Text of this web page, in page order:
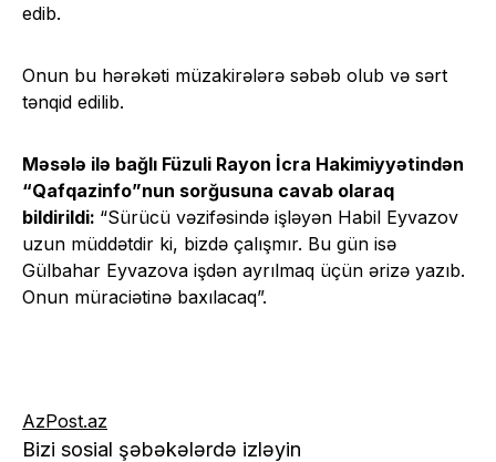
edib.
Onun bu hərəkəti müzakirələrə səbəb olub və sərt
tənqid edilib.
Məsələ ilə bağlı Füzuli Rayon İcra Hakimiyyətindən
“Qafqazinfo”nun sorğusuna cavab olaraq
bildirildi: “Sürücü vəzifəsində işləyən Habil Eyvazov
uzun müddətdir ki, bizdə çalışmır. Bu gün isə
Gülbahar Eyvazova işdən ayrılmaq üçün ərizə yazıb.
Onun müraciətinə baxılacaq”.
AzPost.az
Bizi sosial şəbəkələrdə izləyin